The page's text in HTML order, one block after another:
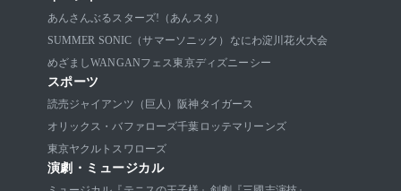
あんさんぶるスターズ!（あんスタ）
SUMMER SONIC（サマーソニック） なにわ淀川花火大会
めざましWANGANフェス東京ディズニーシー
スポーツ
読売ジャイアンツ（巨人）
阪神タイガース
オリックス・バファローズ千葉ロッテマリーンズ
東京ヤクルトスワローズ
演劇・ミュージカル